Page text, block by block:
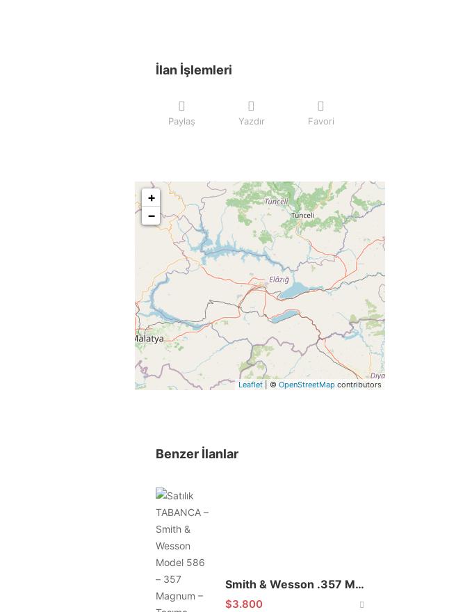
İlan İşlemleri
Paylaş Yazdır Favori
+
−
Leaflet | © OpenStreetMap contributors
Benzer İlanlar
Smith & Wesson .357 Magnum Toplu Tabanca
$3.800